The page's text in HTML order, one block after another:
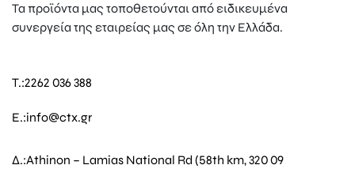
Τα προϊόντα μας τοποθετούνται από ειδικευμένα
συνεργεία της εταιρείας μας σε όλη την Ελλάδα.
T.:2262 036 388
E.:info@ctx.gr
Δ.:Athinon – Lamias National Rd (58th km, 320 09